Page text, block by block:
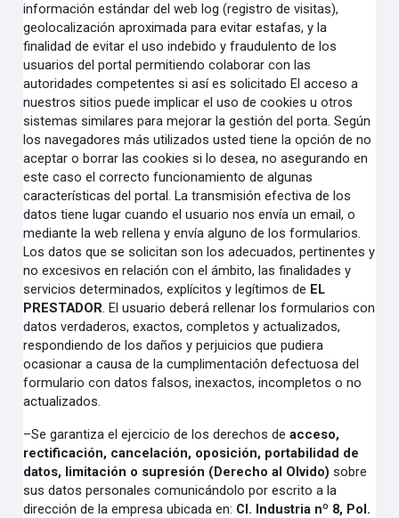
información estándar del web log (registro de visitas),
geolocalización aproximada para evitar estafas, y la
finalidad de evitar el uso indebido y fraudulento de los
usuarios del portal permitiendo colaborar con las
autoridades competentes si así es solicitado El acceso a
nuestros sitios puede implicar el uso de cookies u otros
sistemas similares para mejorar la gestión del porta. Según
los navegadores más utilizados usted tiene la opción de no
aceptar o borrar las cookies si lo desea, no asegurando en
este caso el correcto funcionamiento de algunas
características del portal. La transmisión efectiva de los
datos tiene lugar cuando el usuario nos envía un email, o
mediante la web rellena y envía alguno de los formularios.
Los datos que se solicitan son los adecuados, pertinentes y
no excesivos en relación con el ámbito, las finalidades y
servicios determinados, explícitos y legítimos de EL
PRESTADOR. El usuario deberá rellenar los formularios con
datos verdaderos, exactos, completos y actualizados,
respondiendo de los daños y perjuicios que pudiera
ocasionar a causa de la cumplimentación defectuosa del
formulario con datos falsos, inexactos, incompletos o no
actualizados.
–Se garantiza el ejercicio de los derechos de acceso,
rectificación, cancelación, oposición, portabilidad de
datos, limitación o supresión (Derecho al Olvido)sobre
sus datos personales comunicándolo por escrito a la
dirección de la empresa ubicada en: Cl. Industria nº 8, Pol.